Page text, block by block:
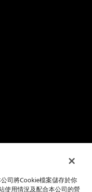
Hi, how can I help?
司將Cookie檔案儲存於你
使用情況及配合本公司的營